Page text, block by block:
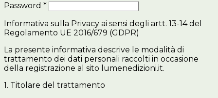
Password *
Informativa sulla Privacy ai sensi degli artt. 13-14 del
Regolamento UE 2016/679 (GDPR)
La presente informativa descrive le modalità di
trattamento dei dati personali raccolti in occasione
della registrazione al sito lumenedizioni.it.
1. Titolare del trattamento